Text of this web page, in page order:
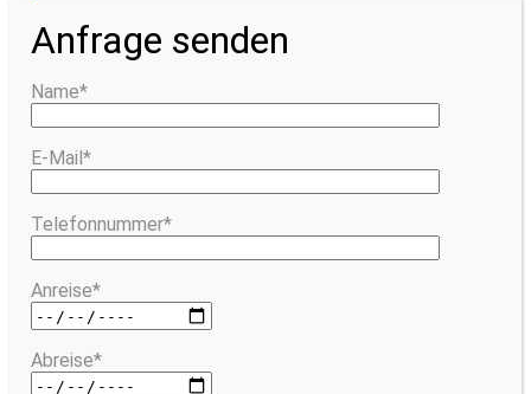
Anfrage senden
Name*
E-Mail*
Telefonnummer*
Anreise*
Abreise*